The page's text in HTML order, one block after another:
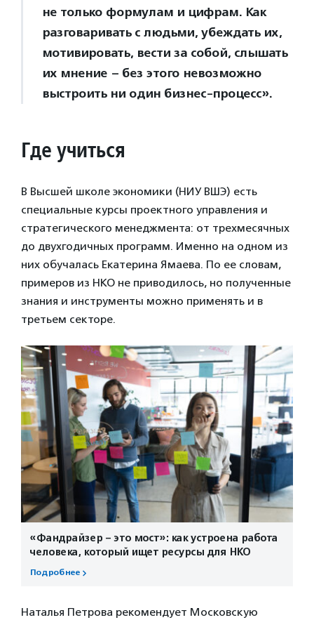
не только формулам и цифрам. Как
разговаривать с людьми, убеждать их,
мотивировать, вести за собой, слышать
их мнение – без этого невозможно
выстроить ни один бизнес-процесс».
Где учиться
В Высшей школе экономики (НИУ ВШЭ) есть
специальные курсы проектного управления и
стратегического менеджмента: от трехмесячных
до двухгодичных программ. Именно на одном из
них обучалась Екатерина Ямаева. По ее словам,
примеров из НКО не приводилось, но полученные
знания и инструменты можно применять и в
третьем секторе.
«Фандрайзер – это мост»: как устроена работа
человека, который ищет ресурсы для НКО
Подробнее
Наталья Петрова рекомендует Московскую